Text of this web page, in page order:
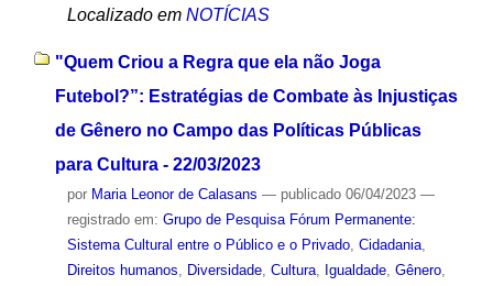
Localizado em NOTÍCIAS
"Quem Criou a Regra que ela não Joga
Futebol?”: Estratégias de Combate às Injustiças
de Gênero no Campo das Políticas Públicas
para Cultura - 22/03/2023
por Maria Leonor de Calasans — publicado06/04/2023 —
registrado em: Grupo de Pesquisa Fórum Permanente:
Sistema Cultural entre o Público e o Privado, Cidadania,
Direitos humanos, Diversidade, Cultura, Igualdade, Gênero,